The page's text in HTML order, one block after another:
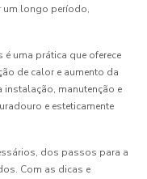
um longo período,
uma prática que oferece
de calor e aumento da
instalação, manutenção e
e esteticamente
dos passos para a
Com as dicas e